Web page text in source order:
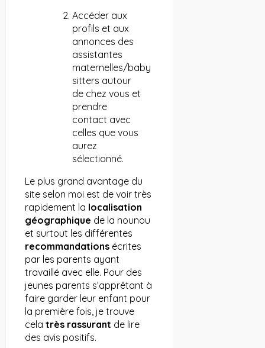
Accéder aux
profils et aux
annonces des
assistantes
maternelles/baby
sitters autour
de chez vous et
prendre
contact avec
celles que vous
aurez
sélectionné.
Le plus grand avantage du
site selon moi est de voir très
rapidement la localisation
géographique de la nounou
et surtout les différentes
recommandationsécrites
par les parents ayant
travaillé avec elle. Pour des
jeunes parents s’apprêtant à
faire garder leur enfant pour
la première fois, je trouve
cela très rassurant de lire
des avis positifs.